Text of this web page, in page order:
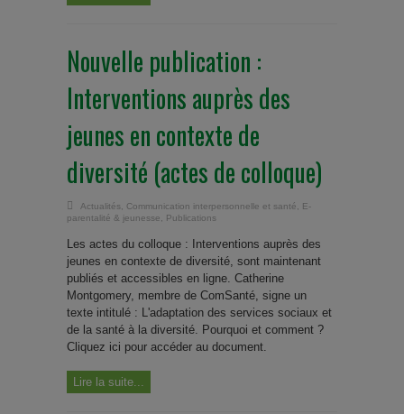
Nouvelle publication :
Interventions auprès des
jeunes en contexte de
diversité (actes de colloque)
Actualités Communication interpersonnelle et santé
E-
parentalité & jeunesse
Publications
Les actes du colloque : Interventions auprès des
jeunes en contexte de diversité, sont maintenant
publiés et accessibles en ligne. Catherine
Montgomery, membre de ComSanté, signe un
texte intitulé : L'adaptation des services sociaux et
de la santé à la diversité. Pourquoi et comment ?
Cliquez ici pour accéder au document.
Lire la suite...